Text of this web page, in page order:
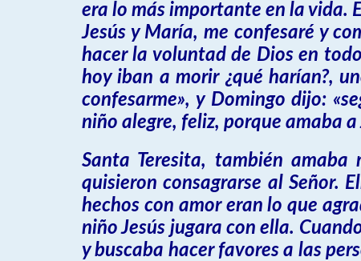
era lo más importante en la vida.
Jesús y María, me confesaré y
hacer la voluntad de Dios en
hoy iban a morir ¿qué harían?,
confesarme», y Domingo dijo:
niño alegre, feliz, porque amaba a
Santa Teresita, también
quisieron consagrarse al Señor.
hechos con amor eran lo que
niño Jesús jugara con ella.
y buscaba hacer favores a las